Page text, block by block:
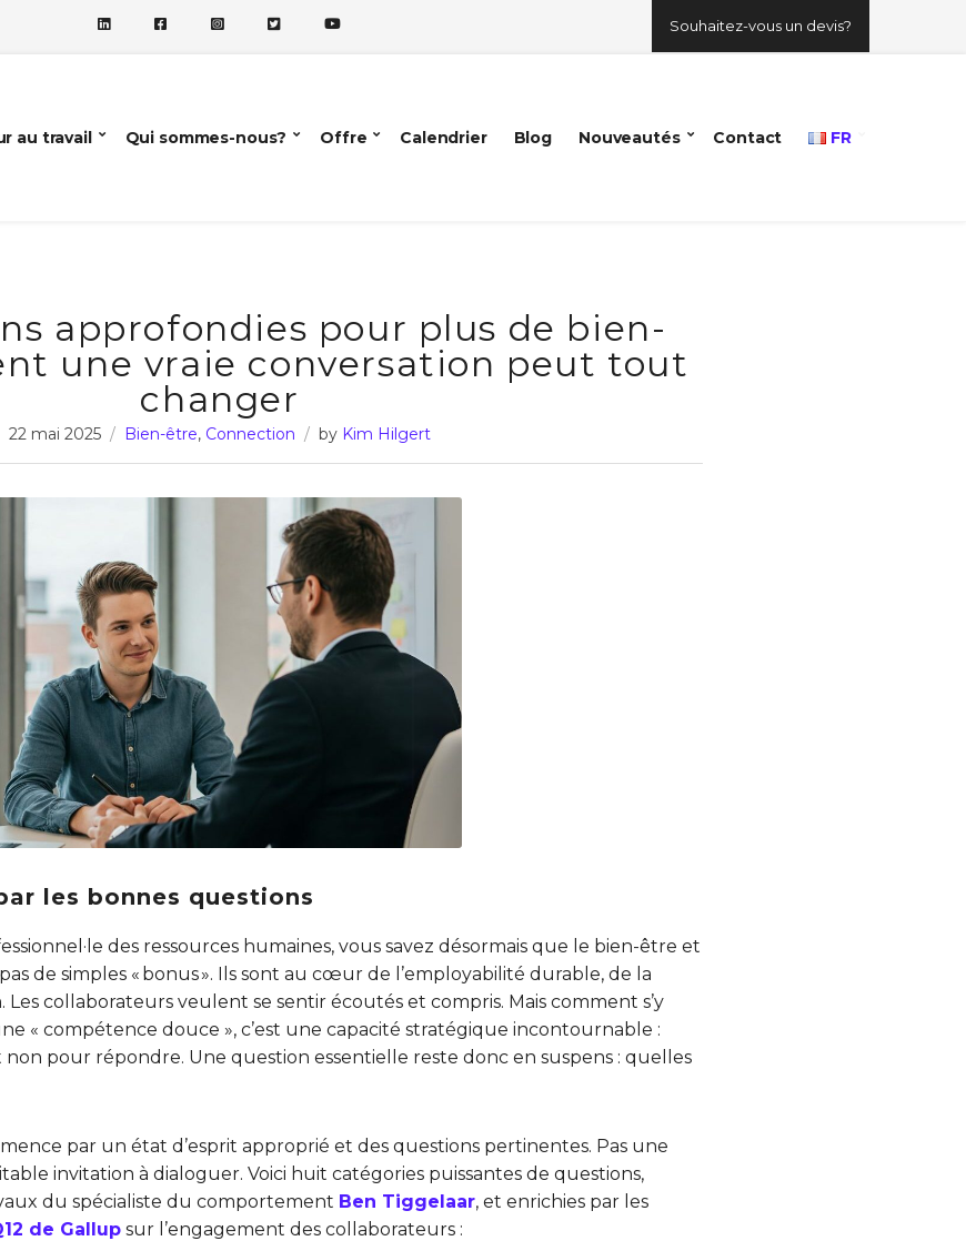
Souhaitez-vous un devis?
au travail Qui sommes-nous? Offre Calendrier Blog Nouveautés Contact FR
approfondies pour plus de bien-
une vraie conversation peut tout
changer
22 mai 2025 Bien-être, Connection by Kim Hilgert
les bonnes questions
des ressources humaines, vous savez désormais que le bien-être et
de simples « bonus ». Ils sont au cœur de l’employabilité durable, de la
collaborateurs veulent se sentir écoutés et compris. Mais comment s’y
« compétence douce », c’est une capacité stratégique incontournable :
pour répondre. Une question essentielle reste donc en suspens : quelles
par un état d’esprit approprié et des questions pertinentes. Pas une
invitation à dialoguer. Voici huit catégories puissantes de questions,
du spécialiste du comportement Ben Tiggelaar, et enrichies par les
de Gallup sur l’engagement des collaborateurs :